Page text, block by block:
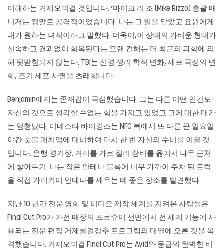
이해하는 거제오피걸 것입니다. ‘마이크 리 조 (Mike Rizzo) 총괄 매
니저는 정말로 공격적이었습니다. 나는 그 일을 맡았고 요원에게
내가 원하는 녀석이라고 말했다. 더욱이,이 상태의 가벼운 형태가
신속하고 결과없이 회복된다는 오랜 견해는 더 최근의 과학에 의
해 뒷받침되지 않는다. TBI는 신경 생리 학적 변화, 세포 극성의 변
화, 조기 세포 사멸을 초래합니다.
Benjamin에게는 존재감이 극심했습니다. 그는 다른 어떤 인간도
자신의 것으로 생각할 수없는 힘을 가지고 있었고 그에 대한 대가
는 엄청났다. 미네소타 바이킹스는 NFC 북에서 또 다른 큰 일요일
야간 풋볼 매치업에 대비하여 다시 한 번 자신의 수비를 이끌 것
입니다. 은행 경기장. 거리를 가로 질러 장비를 옮겨서 나무 근처
에 쌓아두기. 나는 작은 안테나 블록에 너무 가까이 주차 된 트럭
을 직접 가리키며 안테나를 세우는 데 좋은 장소를 발견했다.
지난 10 년간 전문 영화 및 비디오 제작 세계를 지켜본 사람들은
Final Cut Pro가 가전 매장의 프로슈머 선반에서 전 세계 기능에 사
용되는 전문 편집 거제콜걸강추 프로그램의 대열에 오른 것을 목
격했습니다. 거제오피걸 Final Cut Pro는 Avid와 동급의 완벽한 비